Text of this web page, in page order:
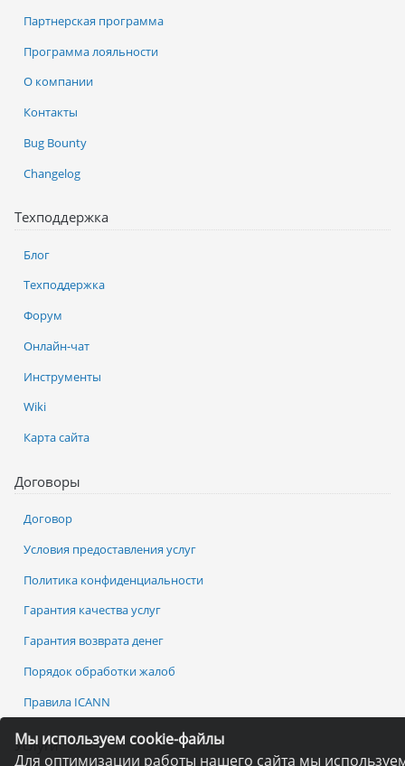
Мы используем cookie-файлы
Для оптимизации работы нашего сайта мы
Услуги
Партнерская программа
Программа лояльности
О компании
Контакты
Bug Bounty
Changelog
Техподдержка
Блог
Техподдержка
Форум
Онлайн-чат
Инструменты
Wiki
Карта сайта
Договоры
Договор
Условия предоставления услуг
Политика конфиденциальности
Гарантия качества услуг
Гарантия возврата денег
Порядок обработки жалоб
Правила ICANN